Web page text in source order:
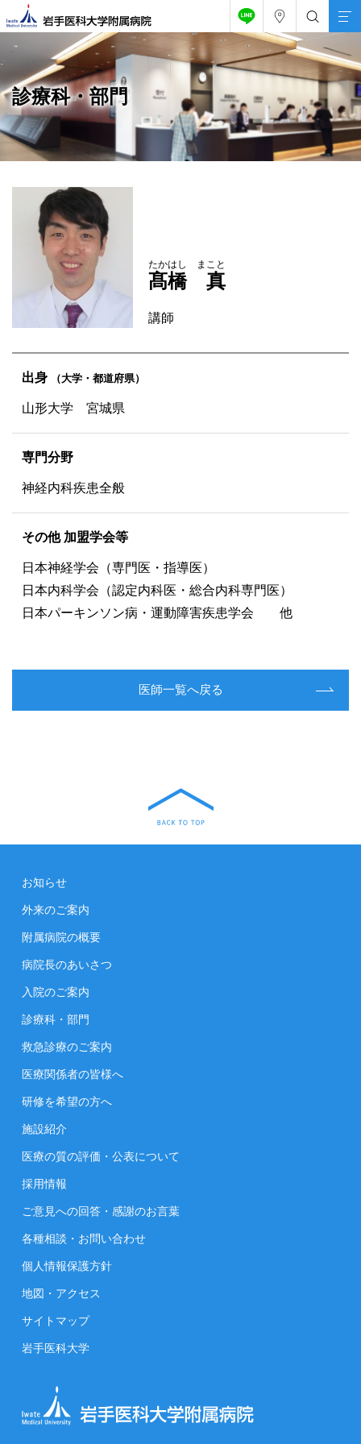
診療科・部門
髙橋 真
たかはし まこと
講師
出身 （大学・都道府県）
山形大学 宮城県
専門分野
神経内科疾患全般
その他 加盟学会等
日本神経学会（専門医・指導医）
日本内科学会（認定内科医・総合内科専門医）
日本パーキンソン病・運動障害疾患学会 他
医師一覧へ戻る
お知らせ
外来のご案内
附属病院の概要
病院長のあいさつ
入院のご案内
診療科・部門
救急診療のご案内
医療関係者の皆様へ
研修を希望の方へ
施設紹介
医療の質の評価・公表について
採用情報
ご意見への回答・感謝のお言葉
各種相談・お問い合わせ
個人情報保護方針
地図・アクセス
サイトマップ
岩手医科大学